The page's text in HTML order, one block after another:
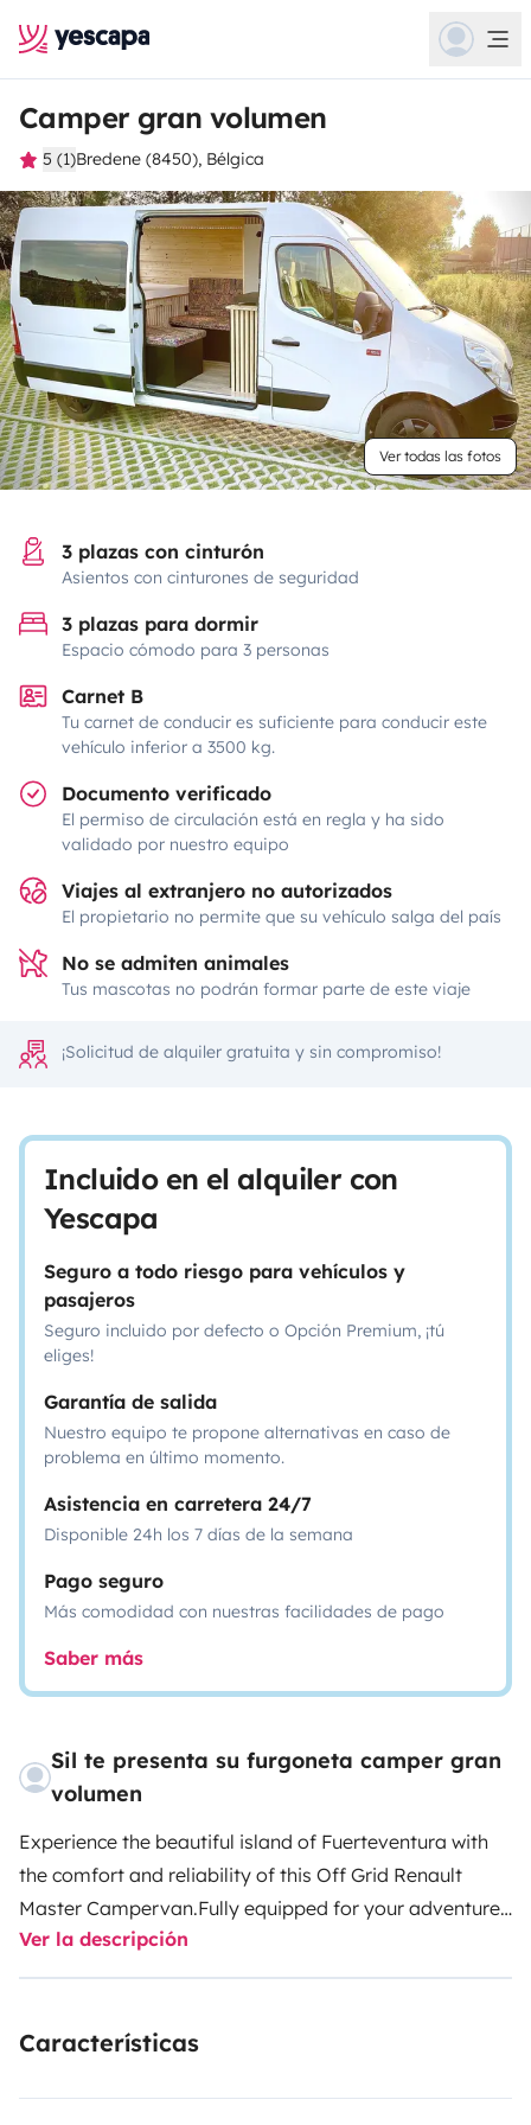
Camper gran volumen
5 (1)Bredene (8450), Bélgica
Ver todas las fotos
3 plazas con cinturón
Asientos con cinturones de seguridad
3 plazas para dormir
Espacio cómodo para 3 personas
Carnet B
Tu carnet de conducir es suficiente para conducir este
vehículo inferior a 3500 kg.
Documento verificado
El permiso de circulación está en regla y ha sido
validado por nuestro equipo
Viajes al extranjero no autorizados
El propietario no permite que su vehículo salga del país
No se admiten animales
Tus mascotas no podrán formar parte de este viaje
¡Solicitud de alquiler gratuita y sin compromiso!
Incluido en el alquiler con
Yescapa
Seguro a todo riesgo para vehículos y
pasajeros
Seguro incluido por defecto o Opción Premium, ¡tú
eliges!
Garantía de salida
Nuestro equipo te propone alternativas en caso de
problema en último momento.
Asistencia en carretera 24/7
Disponible 24h los 7 días de la semana
Pago seguro
Más comodidad con nuestras facilidades de pago
Saber más
Sil te presenta su furgoneta camper gran
volumen
Experience the beautiful island of Fuerteventura with
the comfort and reliability of this Off Grid Renault
Master Campervan.Fully equipped for your adventure:
a large compressor fridge to keep your drinks cold, an
indoor and outdoor shower with a large water capacity
a cozy interior that invites you to relax and enjoy this
Ver la descripción
Características